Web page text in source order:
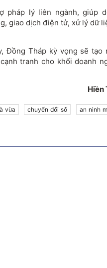
pháp lý liên ngành, giúp
giao dịch điện tử, xử lý dữ
Đồng Tháp kỳ vọng sẽ tạo
tranh cho khối doanh
Hiền
vừa chuyển đổi số
an ninh